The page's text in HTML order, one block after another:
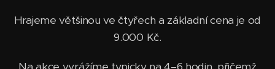
Hrajeme většinou ve čtyřech a základní cena je od
9.000 Kč.